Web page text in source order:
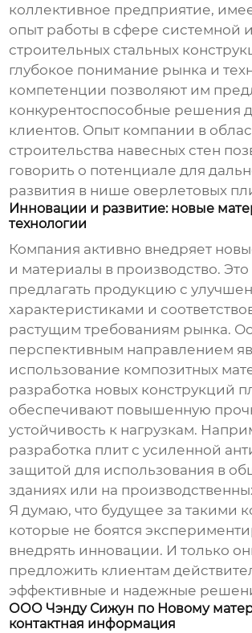
коллективное предприятие,
опыт работы в сфере системной
строительных стальных
глубокое понимание рынка и
компетенции позволяют им
конкурентоспособные решения
клиентов. Опыт компании в
строительства навесных стен
говорить о потенциале для
развития в нише оверлетовых
Инновации и развитие: новые
технологии
Компания активно внедряет
и материалы в производство.
предлагать продукцию с
характеристиками и
растущим требованиям рынка.
перспективным направлением
использование композитных
разработка новых конструкций
обеспечивают повышенную
устойчивость к нагрузкам.
разработка плит с усиленной
защитой для использования в
зданиях или на
Я думаю, что будущее за такими
которые не боятся
внедрять инновации. И только
предложить клиентам
эффективные и надежные
ООО Чэнду Сижун по Новому
контактная информация